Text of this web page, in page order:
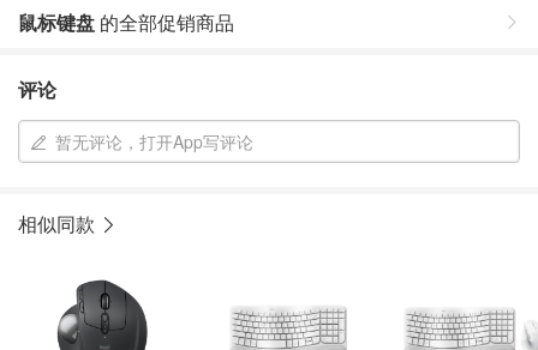
鼠标键盘 的全部促销商品
评论
暂无评论，打开App写评论
相似同款